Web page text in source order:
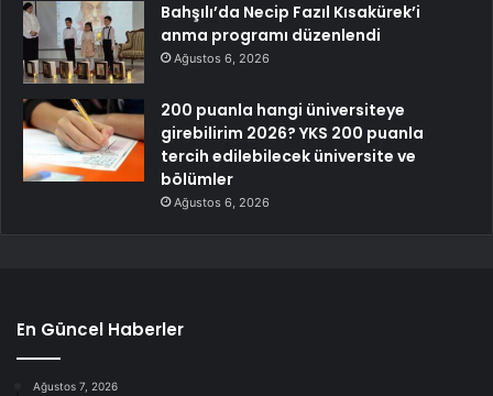
Bahşılı’da Necip Fazıl Kısakürek’i
anma programı düzenlendi
Ağustos 6, 2026
200 puanla hangi üniversiteye
girebilirim 2026? YKS 200 puanla
tercih edilebilecek üniversite ve
bölümler
Ağustos 6, 2026
En Güncel Haberler
Ağustos 7, 2026